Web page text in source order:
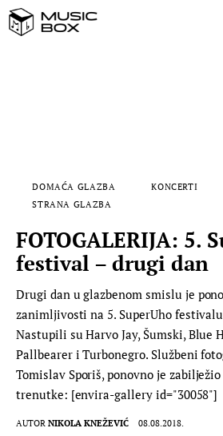
STRANA GLAZBA
FILM
MUSIC BOX
DOMAĆA GLAZBA KONCERTI
STRANA GLAZBA
FOTOGALERIJA: 5.
festival – drugi dan
Drugi dan u glazbenom smislu je
zanimljivosti na 5. SuperUho
Nastupili su Harvo Jay, Šumski, Blue
Pallbearer i Turbonegro. Službeni
Tomislav Sporiš, ponovno je
trenutke: [envira-gallery id="30058"]
AUTOR NIKOLA KNEŽEVIĆ 08.08.2018.